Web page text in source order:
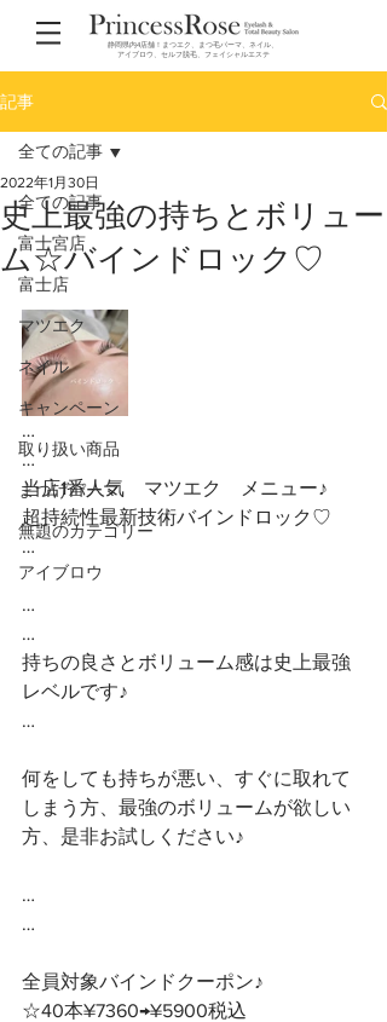
静岡県内4店舗！まつエク、まつ毛パーマ、ネイル、
アイブロウ、セルフ脱毛、フェイシャルエステ
記事
全ての記事
富士宮店
富士店
マツエク
ネイル
キャンペーン
取り扱い商品
まつげパーマ
無題のカテゴリー
アイブロウ
全ての記事
史上最強の持ちとボリュー
ム☆バインドロック♡
2022年1月30日
…
…
当店1番人気　マツエク　メニュー♪
超持続性最新技術バインドロック♡
…
…
…
持ちの良さとボリューム感は史上最強
レベルです♪
…
何をしても持ちが悪い、すぐに取れて
しまう方、最強のボリュームが欲しい
方、是非お試しください♪
…
…
全員対象バインドクーポン♪
☆40本¥7360→¥5900税込